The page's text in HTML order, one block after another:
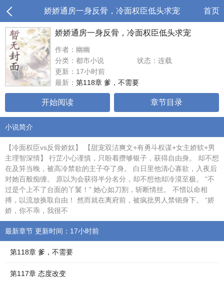
娇娇通房一身反骨，冷面权臣低头求宠 首页
娇娇通房一身反骨，冷面权臣低头求宠
作者：幽幽
分类：都市小说
状态：连载
更新：17小时前
最新： 第118章 爹，不需要
开始阅读 章节目录
小说简介
【冷面权臣vs反骨娇奴】 【甜宠双洁爽文+有勇斗权谋+女主娇软+男
主理智深情】 行芷小心谨慎，只盼着攒够银子，获得自由身。 却不想
在及笄当晚，被高冷禁欲的主子夺了身。 白日里他清心寡欲，入夜后
对她百般痴缠。 原以为会获得半分名分，却不想他却冷漠至极。 “不
过是个上不了台面的丫鬟！” 她心如刀割，斩断情丝。 不惜以命相
搏，以流放换取自由！ 然而就在离府前，被疯批男人禁锢身下。 “娇
娇，你不乖，我很不
最新章节 更新时间：17小时前
第118章 爹，不需要
第117章 态度改变